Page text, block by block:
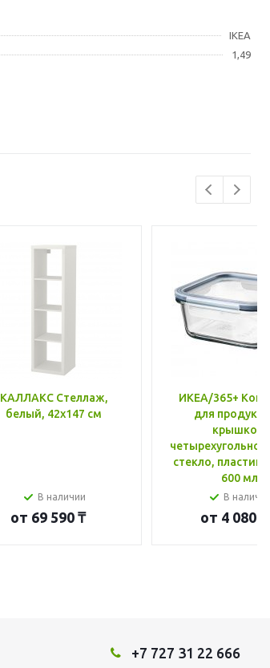
IKEA
1,49
КАЛЛАКС Стеллаж,
белый, 42x147 см
В наличии
от 69 590 ₸
ИКЕА/365+
для
крышкой,
стекло, пластик
600 мл
В
от 4 080 ₸
+7 727 31 22 666